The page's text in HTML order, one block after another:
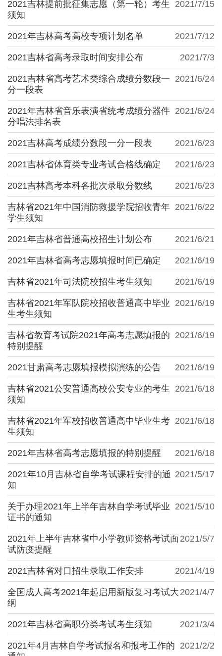
2021/7/15
2021吉林提前批征集志愿（第一轮）考生
须知
2021/7/12
2021年吉林高考高校专项计划名单
2021/7/3
2021吉林省高考录取时间安排公布
2021/6/24
2021吉林省高考艺术类综合成绩分数段一
分一段表
2021/6/24
2021年吉林省音乐表演省统考成绩分器件
分唱法排名表
2021/6/23
2021吉林高考成绩分数段一分一段表
2021/6/23
2021吉林省体育类专业考试合格线确定
2021/6/23
2021吉林高考本科各批次录取分数线
2021/6/22
吉林省2021年中国消防救援学院招收青年
学生须知
2021/6/21
2021年吉林省普通高校招生计划公布
2021/6/19
2021年吉林省高考志愿填报时间已确定
2021/6/19
吉林省2021年司法院校招生考生须知
2021/6/19
吉林省2021年军队院校招收普通高中毕业
生考生须知
2021/6/19
吉林省教育考试院2021年高考志愿填报的
特别提醒
2021/6/19
2021甘肃高考志愿填报模拟演练的公告
2021/6/18
吉林省2021公安普通高校公安专业的考生
须知
2021/6/18
吉林省2021年军校招收普通高中毕业生考
生须知
2021/6/18
2021年吉林省高考志愿填报的特别提醒
2021/5/17
2021年10月吉林省自学考试课程安排的通
知
2021/5/10
关于办理2021年上半年吉林自学考试毕业
证书的通知
2021/5/7
2021年上半年吉林省中小学教师资格考试面
试防疫提醒
2021/4/19
2021吉林省对口招生录取工作安排
2021/4/7
全国成人高考2021年起启用新版复习考试大
纲
2021/3/4
2021年吉林省高职分类考试考生须知
2021/2/2
2021年4月吉林自学考试报名和报考工作的